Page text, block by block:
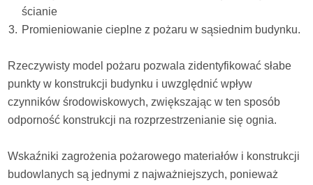
ścianie
Promieniowanie cieplne z pożaru w sąsiednim budynku.
Rzeczywisty model pożaru pozwala zidentyfikować słabe
punkty w konstrukcji budynku i uwzględnić wpływ
czynników środowiskowych, zwiększając w ten sposób
odporność konstrukcji na rozprzestrzenianie się ognia.
Wskaźniki zagrożenia pożarowego materiałów i konstrukcji
budowlanych są jednymi z najważniejszych, ponieważ